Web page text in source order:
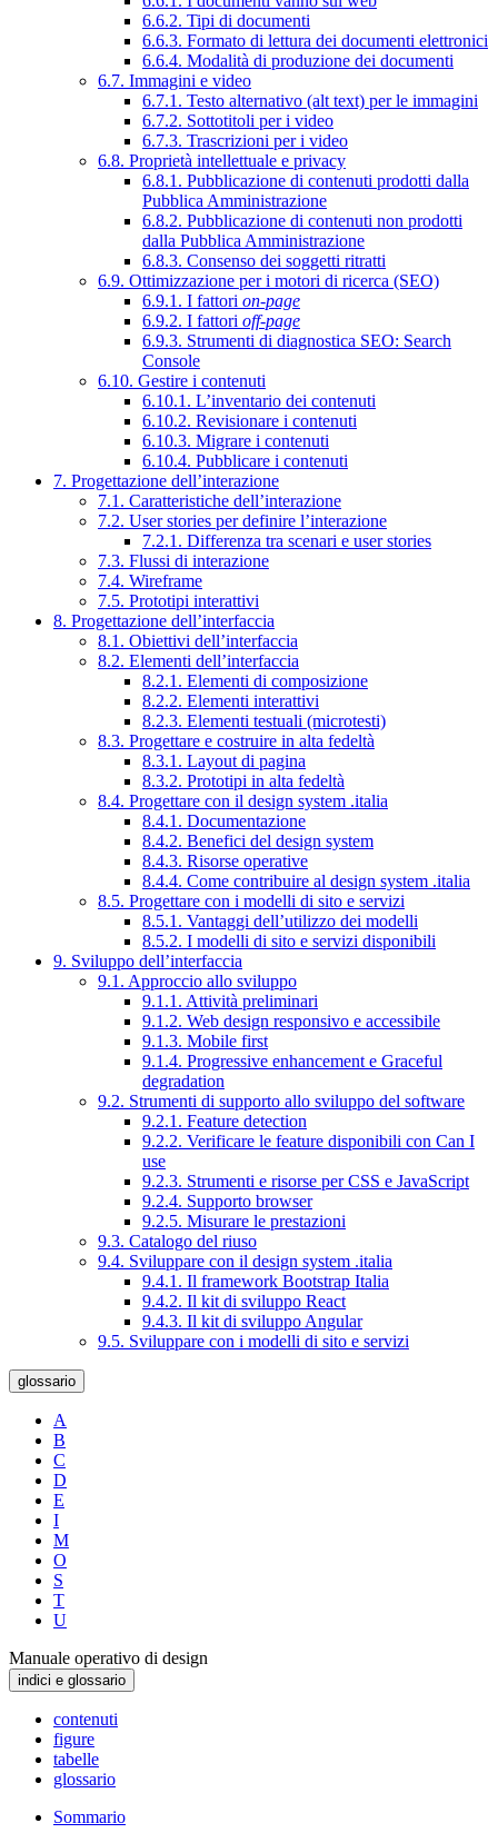
6.6.2. Tipi di documenti
6.6.3. Formato di lettura dei documenti elettronici
6.6.4. Modalità di produzione dei documenti
6.7. Immagini e video
6.7.1. Testo alternativo (alt text) per le immagini
6.7.2. Sottotitoli per i video
6.7.3. Trascrizioni per i video
6.8. Proprietà intellettuale e privacy
6.8.1. Pubblicazione di contenuti prodotti dalla
Pubblica Amministrazione
6.8.2. Pubblicazione di contenuti non prodotti
dalla Pubblica Amministrazione
6.8.3. Consenso dei soggetti ritratti
6.9. Ottimizzazione per i motori di ricerca (SEO)
6.9.1. I fattori on-page
6.9.2. I fattori off-page
6.9.3. Strumenti di diagnostica SEO: Search
Console
6.10. Gestire i contenuti
6.10.1. L’inventario dei contenuti
6.10.2. Revisionare i contenuti
6.10.3. Migrare i contenuti
6.10.4. Pubblicare i contenuti
7. Progettazione dell’interazione
7.1. Caratteristiche dell’interazione
7.2. User stories per definire l’interazione
7.2.1. Differenza tra scenari e user stories
7.3. Flussi di interazione
7.4. Wireframe
7.5. Prototipi interattivi
8. Progettazione dell’interfaccia
8.1. Obiettivi dell’interfaccia
8.2. Elementi dell’interfaccia
8.2.1. Elementi di composizione
8.2.2. Elementi interattivi
8.2.3. Elementi testuali (microtesti)
8.3. Progettare e costruire in alta fedeltà
8.3.1. Layout di pagina
8.3.2. Prototipi in alta fedeltà
8.4. Progettare con il design system .italia
8.4.1. Documentazione
8.4.2. Benefici del design system
8.4.3. Risorse operative
8.4.4. Come contribuire al design system .italia
8.5. Progettare con i modelli di sito e servizi
8.5.1. Vantaggi dell’utilizzo dei modelli
8.5.2. I modelli di sito e servizi disponibili
9. Sviluppo dell’interfaccia
9.1. Approccio allo sviluppo
9.1.1. Attività preliminari
9.1.2. Web design responsivo e accessibile
9.1.3. Mobile first
9.1.4. Progressive enhancement e Graceful
degradation
9.2. Strumenti di supporto allo sviluppo del software
9.2.1. Feature detection
9.2.2. Verificare le feature disponibili con Can I
use
9.2.3. Strumenti e risorse per CSS e JavaScript
9.2.4. Supporto browser
9.2.5. Misurare le prestazioni
9.3. Catalogo del riuso
9.4. Sviluppare con il design system .italia
9.4.1. Il framework Bootstrap Italia
9.4.2. Il kit di sviluppo React
9.4.3. Il kit di sviluppo Angular
9.5. Sviluppare con i modelli di sito e servizi
glossario
A
B
C
D
E
I
M
O
S
T
U
Manuale operativo di design
indici e glossario
contenuti
figure
tabelle
glossario
Sommario